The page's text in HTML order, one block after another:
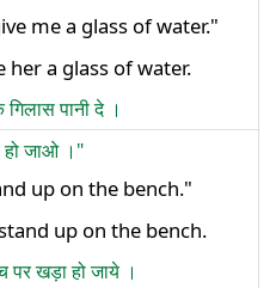
me a glass of water."
her a glass of water.
पानी दे ।
जाओ ।"
up on the bench."
up on the bench.
पर खड़ा हो जाये ।